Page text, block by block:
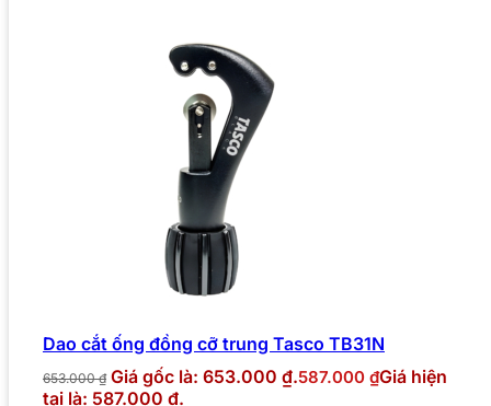
Dao cắt ống đồng cỡ trung Tasco TB31N
653.000₫ Giá gốc là: 653.000 ₫.587.000 ₫Giá hiện
tại là: 587.000 ₫.